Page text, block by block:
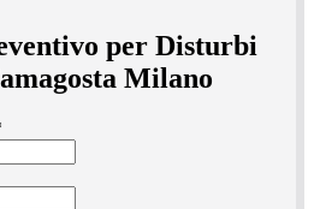
per Disturbi
Milano